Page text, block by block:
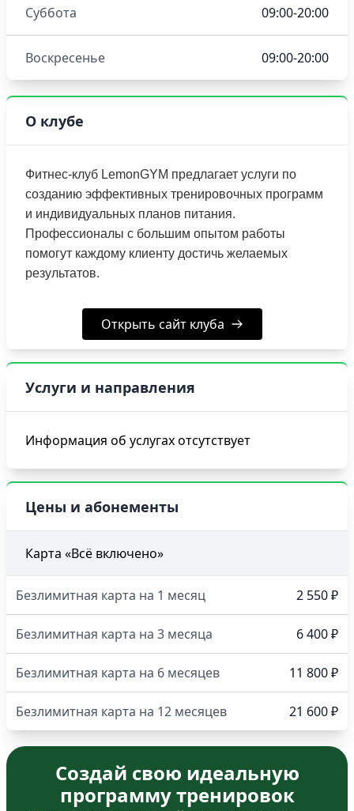
О клубе
Фитнес-клуб LemonGYM предлагает услуги по
созданию эффективных тренировочных программ
и индивидуальных планов питания.
Профессионалы с большим опытом работы
помогут каждому клиенту достичь желаемых
результатов.
Открыть сайт клуба
Услуги и направления
Информация об услугах отсутствует
Цены и абонементы
Карта «Всё включено»
Безлимитная карта на 1 месяц 2 550 ₽
Безлимитная карта на 3 месяца 6 400 ₽
Безлимитная карта на 6 месяцев 11 800 ₽
Безлимитная карта на 12 месяцев 21 600 ₽
Создай свою идеальную
программу тренировок
Суббота 09:00-20:00
Воскресенье 09:00-20:00